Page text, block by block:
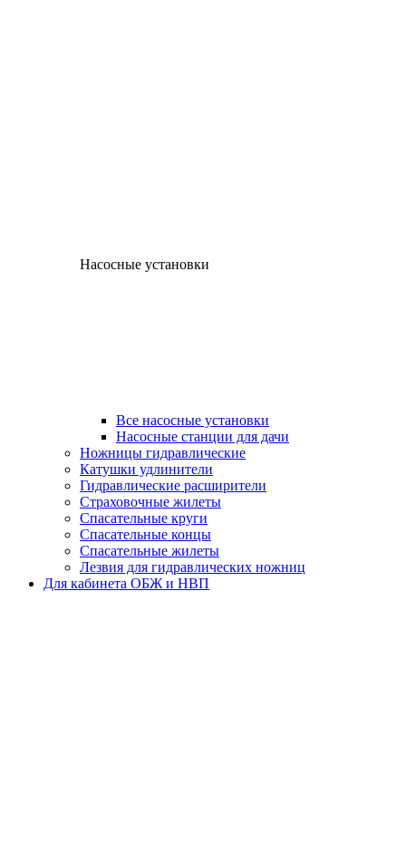
Насосные установки
Все насосные установки
Насосные станции для дачи
Ножницы гидравлические
Катушки удлинители
Гидравлические расширители
Страховочные жилеты
Спасательные круги
Спасательные концы
Спасательные жилеты
Лезвия для гидравлических ножниц
Для кабинета ОБЖ и НВП